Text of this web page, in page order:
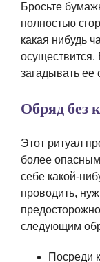
Бросьте
полностью
какая нибудь
осуществится.
загадывать ее
Обряд без
Этот ритуал
более
себе какой-
проводить,
следующим
Посреди